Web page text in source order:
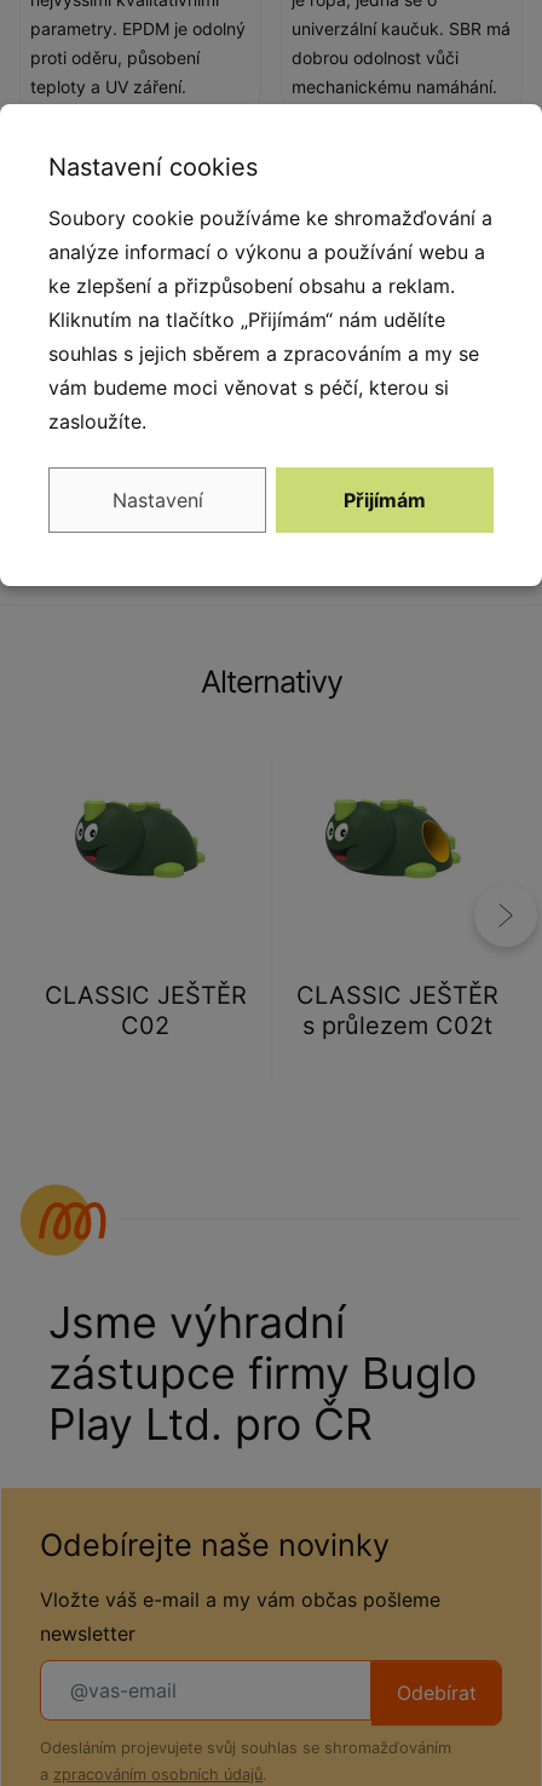
parametry. EPDM je odolný
proti oděru, působení
teploty a UV záření.
univerzální kaučuk. SBR má
dobrou odolnost vůči
mechanickému namáhání.
Popis produktu
3D herní prvky patří mezi oblíbené produkty vyráběné
z kvalitního pryžového granulátu. Pro spojení SBR a
EPDM granulátu bylo použito alifatické pojivo (
polyuretanová pryskyřice ). Konstrukci prvku tvoří
laminátový skelet, který je vysoce odolný a pevný. 3D
prvky díky svému povrchu nekloužou, jsou stabilní a
bezpečné. Výhradně český výrobek si našel cestu k
dětem díky přitažlivému konceptu a společně s
dalšími herními prvky tvoří set s vysokou přidanou
hodnotou.
Alternativy
CLASSIC JEŠTĚR
C02
CLASSIC JEŠTĚR
s průlezem C02t
Jsme výhradní
zástupce firmy Buglo
Play Ltd. pro ČR
Odebírejte naše novinky
Vložte váš e-mail a my vám občas pošleme
newsletter
Odebírat
Odesláním projevujete svůj souhlas se shromažďováním
a zpracováním osobních údajů.
Nastavení cookies
Soubory cookie používáme ke shromažďování a
analýze informací o výkonu a používání webu a
ke zlepšení a přizpůsobení obsahu a reklam.
Kliknutím na tlačítko „Přijímám“ nám udělíte
souhlas s jejich sběrem a zpracováním a my se
vám budeme moci věnovat s péčí, kterou si
zasloužíte.
Nastavení Přijímám